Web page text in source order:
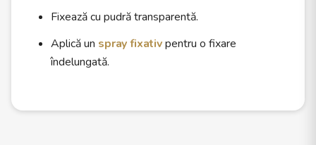
Fixează cu pudră transparentă.
Aplică un spray fixativpentru o fixare
îndelungată.